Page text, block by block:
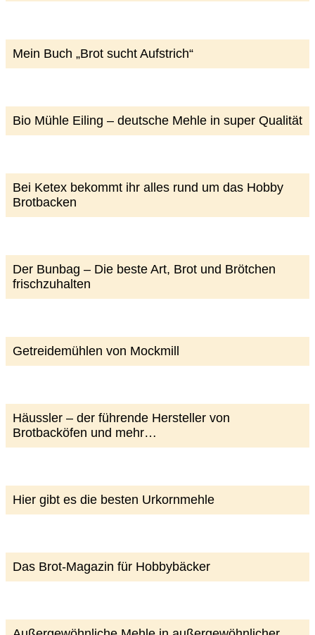
Mein Buch „Brot sucht Aufstrich“
Bio Mühle Eiling – deutsche Mehle in super Qualität
Bei Ketex bekommt ihr alles rund um das Hobby
Brotbacken
Der Bunbag – Die beste Art, Brot und Brötchen
frischzuhalten
Getreidemühlen von Mockmill
Häussler – der führende Hersteller von
Brotbacköfen und mehr…
Hier gibt es die besten Urkornmehle
Das Brot-Magazin für Hobbybäcker